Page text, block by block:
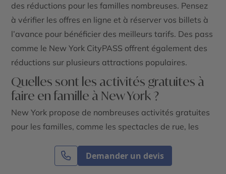
Demander un devis
des réductions pour les familles nombreuses. Pensez
à vérifier les offres en ligne et à réserver vos billets à
l’avance pour bénéficier des meilleurs tarifs. Des pass
comme le New York CityPASS offrent également des
réductions sur plusieurs attractions populaires.
Quelles sont les activités gratuites à
faire en famille à New York ?
New York propose de nombreuses activités gratuites
pour les familles, comme les spectacles de rue, les
bibliothèques publiques et les expositions
temporaires dans certains musées. Les parcs comme